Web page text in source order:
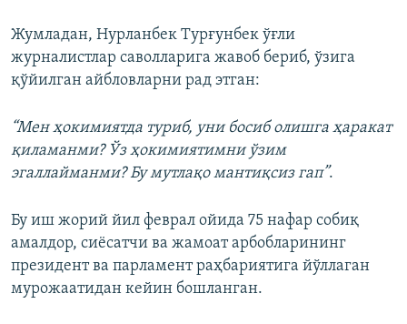
Жумладан, Нурланбек Турғунбек ўғли
журналистлар саволларига жавоб бериб, ўзига
қўйилган айбловларни рад этган:
“Мен ҳокимиятда туриб, уни босиб олишга ҳаракат
қиламанми? Ўз ҳокимиятимни ўзим
эгаллайманми? Бу мутлақо мантиқсиз гап”.
Бу иш жорий йил феврал ойида 75 нафар собиқ
амалдор, сиёсатчи ва жамоат арбобларининг
президент ва парламент раҳбариятига йўллаган
мурожаатидан кейин бошланган.